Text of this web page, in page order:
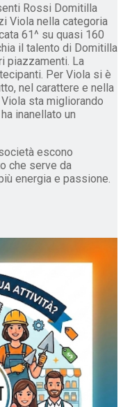
Rossi Domitilla
Viola nella categoria
61^ su quasi 160
il talento di Domitilla
piazzamenti. La
Per Viola si è
nel carattere e nella
sta migliorando
inanellato un
escono
che serve da
energia e passione.